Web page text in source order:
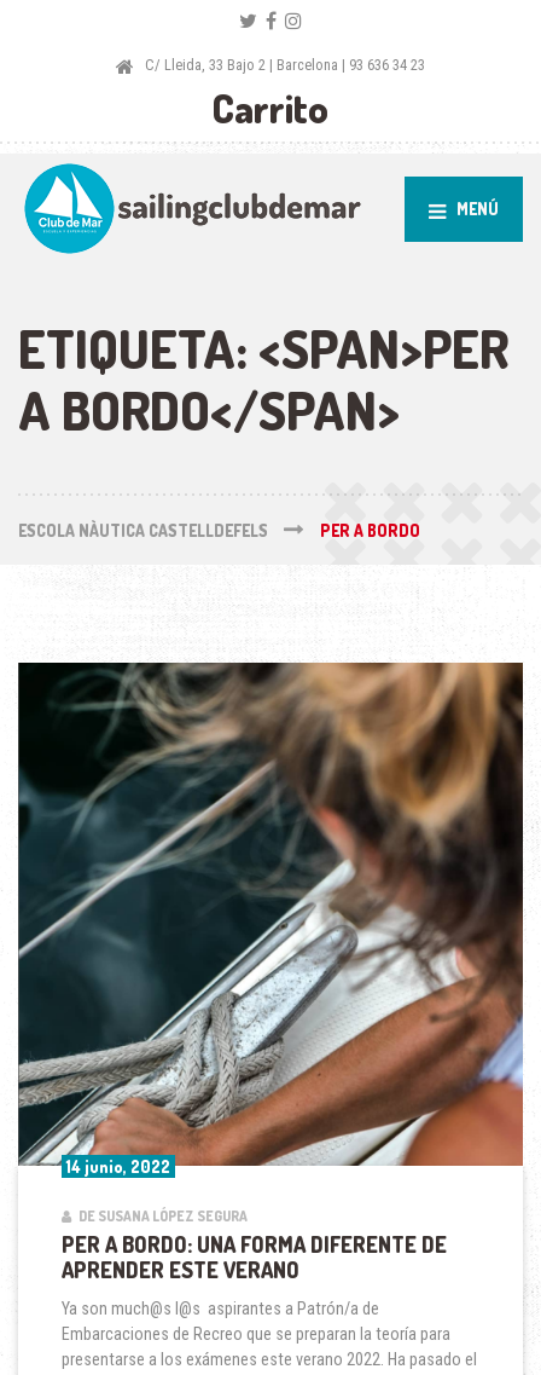
C/ Lleida, 33 Bajo 2 | Barcelona | 93 636 34 23
Carrito
MENÚ
ETIQUETA: <SPAN>PER
A BORDO</SPAN>
ESCOLA NÀUTICA CASTELLDEFELS PER A BORDO
14 junio, 2022
DE SUSANA LÓPEZ SEGURA
PER A BORDO: UNA FORMA DIFERENTE DE
APRENDER ESTE VERANO
Ya son much@s l@s aspirantes a Patrón/a de
Embarcaciones de Recreo que se preparan la teoría para
presentarse a los exámenes este verano 2022. Ha pasado el